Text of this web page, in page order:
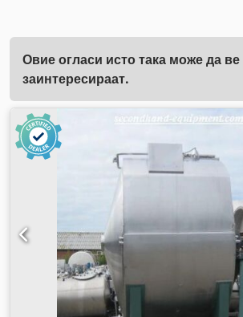
Овие огласи исто така може да ве
заинтересираат.